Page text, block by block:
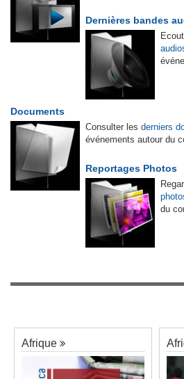
Dernières bandes
Documents
Consulter les derniers
événements autour du
Reportages Photos
du
Afrique